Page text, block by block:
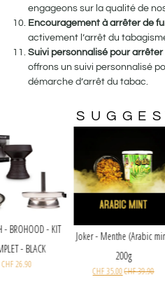
engageons sur la qualité de
Encouragement à arrêter de
activement l’arrêt du
Suivi personnalisé pour arrêter
offrons un suivi personnalisé
démarche d’arrêt du tabac.
Joker - Menthe
CHF
CHF35.00
- BROHOOD - KIT
COMPLET - BLACK
CHF